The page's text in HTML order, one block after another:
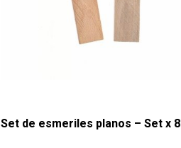
Set de esmeriles planos – Set x 8